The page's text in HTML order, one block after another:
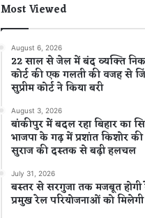
Most Viewed
August 6, 2026
22 साल से जेल में बंद व्यक्ति
कोर्ट की एक गलती की वजह से
सुप्रीम कोर्ट ने किया बरी
August 3, 2026
बांकीपुर में बदल रहा बिहार का
भाजपा के गढ़ में प्रशांत किशोर
सुराज की दस्तक से बढ़ी हलचल
July 31, 2026
बस्तर से सरगुजा तक मजबूत होगी
प्रमुख रेल परियोजनाओं को